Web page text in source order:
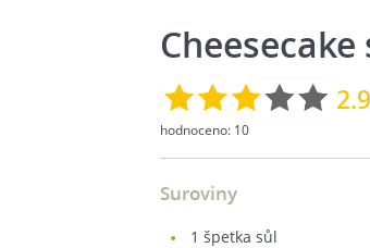
2.9
hodnoceno: 10
Suroviny
1 špetka sůl